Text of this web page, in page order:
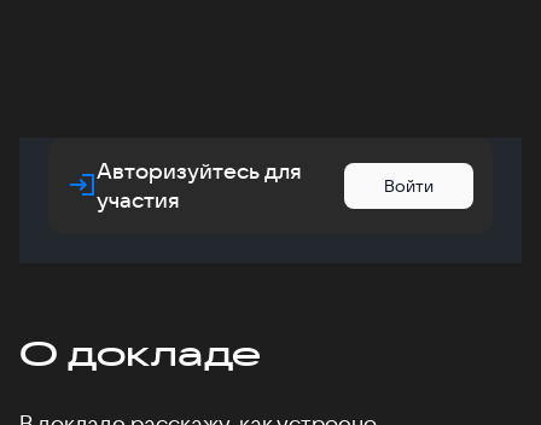
Авторизуйтесь для
участия
Войти
О докладе